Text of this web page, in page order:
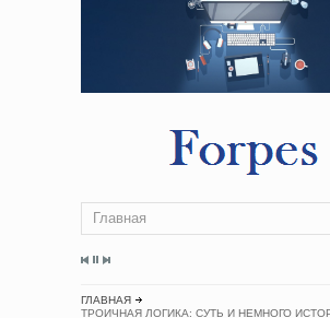
Главная
ГЛАВНАЯ
ТРОИЧНАЯ ЛОГИКА: СУТЬ И НЕМНОГО